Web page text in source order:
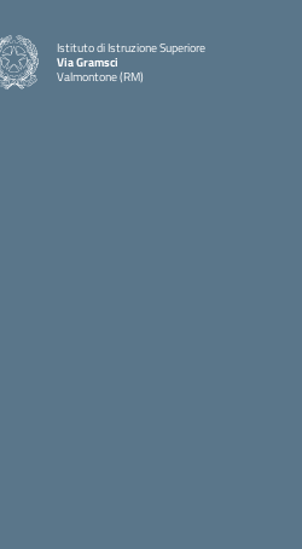
Istituto di Istruzione Superiore
Via Gramsci
Valmontone (RM)